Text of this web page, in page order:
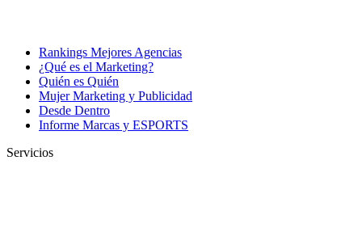
Rankings Mejores Agencias
¿Qué es el Marketing?
Quién es Quién
Mujer Marketing y Publicidad
Desde Dentro
Informe Marcas y ESPORTS
Servicios